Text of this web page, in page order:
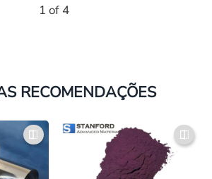
1 of 4
RECOMENDAÇÕES